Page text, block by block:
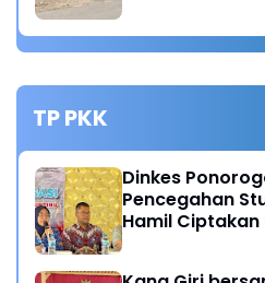
TP PKK
Dinkes
Pencegahan
Hamil Ciptakan